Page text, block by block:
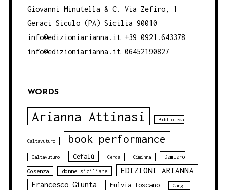
Giovanni Minutella & C. Via Zefiro, 1
Geraci Siculo (PA) Sicilia 90010
info@edizioniarianna.it +39 0921.643378
info@edizioniarianna.it 06452190827
WORDS
Arianna Attinasi Biblioteca
Caltavuturo book performance
Caltavuturo Cefalù Cerda Ciminna Damiano
Cosenza donne siciliane EDIZIONI ARIANNA
Francesco Giunta Fulvia Toscano Gangi